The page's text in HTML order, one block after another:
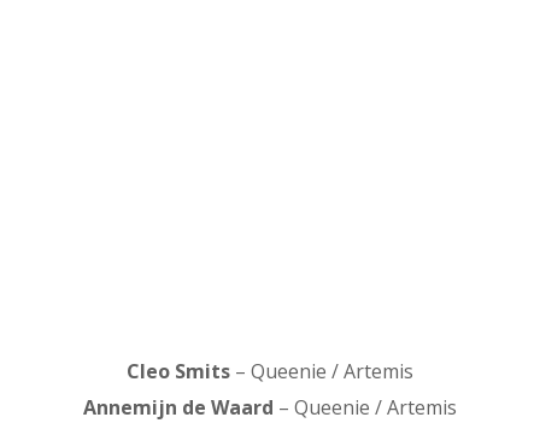
Cleo Smits – Queenie / Artemis
Annemijn de Waard – Queenie / Artemis